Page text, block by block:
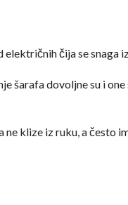
čija se snaga
šarafa dovoljne su i one
ne klize iz ruku, a često